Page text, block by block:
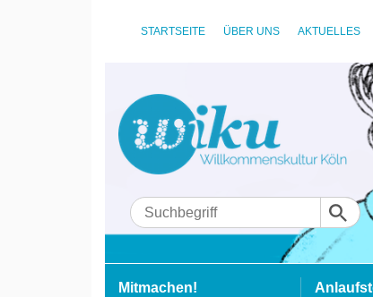
STARTSEITE ÜBER UNS AKTUELLES
Mitmachen!